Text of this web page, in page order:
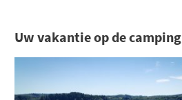
Uw vakantie op de camping